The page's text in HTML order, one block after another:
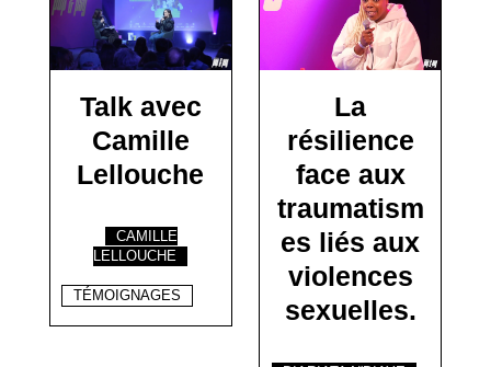
Talk avec
Camille
Lellouche
CAMILLE
LELLOUCHE
TÉMOIGNAGES
La
résilience
face aux
traumatism
es liés aux
violences
sexuelles.